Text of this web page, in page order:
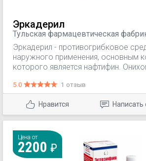
Эркадерил
Тульская фармацевтическая
Эркадерил - противогрибковое
наружного применения, основным
которого является нафтифин.
кожных складок и стоп,
микроспория, кандидозы кожи,
бактериальной инфекцией.
5.0 1 отзыв
Нравится Написать
Цена от
2200